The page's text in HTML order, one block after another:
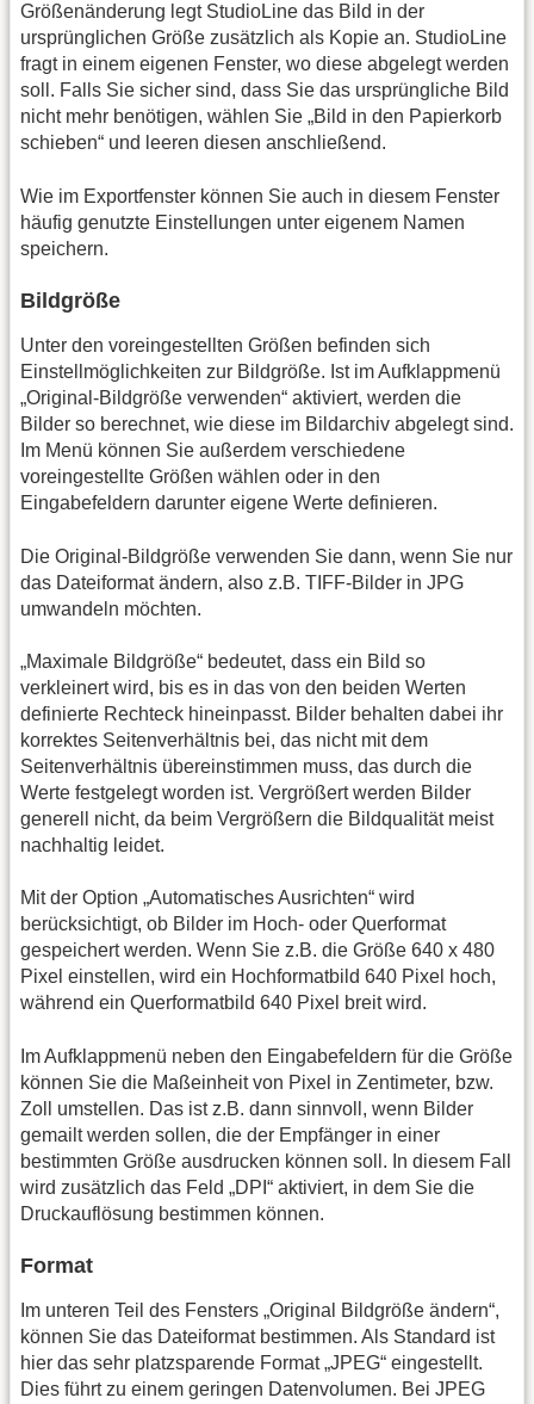
Größenänderung legt StudioLine das Bild in der
ursprünglichen Größe zusätzlich als Kopie an. StudioLine
fragt in einem eigenen Fenster, wo diese abgelegt werden
soll. Falls Sie sicher sind, dass Sie das ursprüngliche Bild
nicht mehr benötigen, wählen Sie „Bild in den Papierkorb
schieben“ und leeren diesen anschließend.
Wie im Exportfenster können Sie auch in diesem Fenster
häufig genutzte Einstellungen unter eigenem Namen
speichern.
Bildgröße
Unter den voreingestellten Größen befinden sich
Einstellmöglichkeiten zur Bildgröße. Ist im Aufklappmenü
„Original-Bildgröße verwenden“ aktiviert, werden die
Bilder so berechnet, wie diese im Bildarchiv abgelegt sind.
Im Menü können Sie außerdem verschiedene
voreingestellte Größen wählen oder in den
Eingabefeldern darunter eigene Werte definieren.
Die Original-Bildgröße verwenden Sie dann, wenn Sie nur
das Dateiformat ändern, also z.B. TIFF-Bilder in JPG
umwandeln möchten.
„Maximale Bildgröße“ bedeutet, dass ein Bild so
verkleinert wird, bis es in das von den beiden Werten
definierte Rechteck hineinpasst. Bilder behalten dabei ihr
korrektes Seitenverhältnis bei, das nicht mit dem
Seitenverhältnis übereinstimmen muss, das durch die
Werte festgelegt worden ist. Vergrößert werden Bilder
generell nicht, da beim Vergrößern die Bildqualität meist
nachhaltig leidet.
Mit der Option „Automatisches Ausrichten“ wird
berücksichtigt, ob Bilder im Hoch- oder Querformat
gespeichert werden. Wenn Sie z.B. die Größe 640 x 480
Pixel einstellen, wird ein Hochformatbild 640 Pixel hoch,
während ein Querformatbild 640 Pixel breit wird.
Im Aufklappmenü neben den Eingabefeldern für die Größe
können Sie die Maßeinheit von Pixel in Zentimeter, bzw.
Zoll umstellen. Das ist z.B. dann sinnvoll, wenn Bilder
gemailt werden sollen, die der Empfänger in einer
bestimmten Größe ausdrucken können soll. In diesem Fall
wird zusätzlich das Feld „DPI“ aktiviert, in dem Sie die
Druckauflösung bestimmen können.
Format
Im unteren Teil des Fensters „Original Bildgröße ändern“,
können Sie das Dateiformat bestimmen. Als Standard ist
hier das sehr platzsparende Format „JPEG“ eingestellt.
Dies führt zu einem geringen Datenvolumen. Bei JPEG